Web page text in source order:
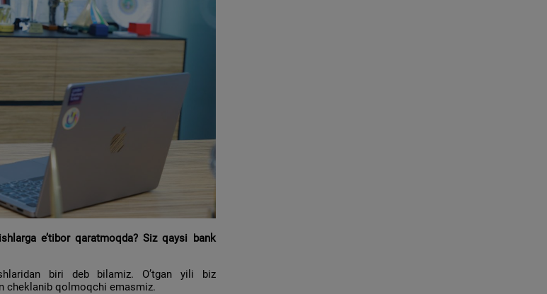
e’tibor qaratmoqda? Siz qaysi bank
biri deb bilamiz. O’tgan yili biz
cheklanib qolmoqchi emasmiz.